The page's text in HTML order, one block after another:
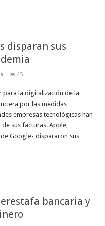
disparan sus
45
para la digitalización de la
por las medidas
empresas tecnológicas han
sus facturas. Apple,
Google- dispararon sus
bancaria y